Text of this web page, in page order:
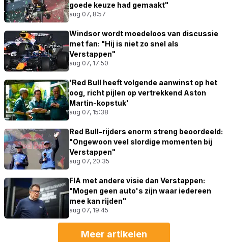
goede keuze had gemaakt"
aug 07, 8:57
Windsor wordt moedeloos van discussie
met fan: "Hij is niet zo snel als
Verstappen"
aug 07, 17:50
'Red Bull heeft volgende aanwinst op het
oog, richt pijlen op vertrekkend Aston
Martin-kopstuk'
aug 07, 15:38
Red Bull-rijders enorm streng beoordeeld:
"Ongewoon veel slordige momenten bij
Verstappen"
aug 07, 20:35
FIA met andere visie dan Verstappen:
"Mogen geen auto's zijn waar iedereen
mee kan rijden"
aug 07, 19:45
Meer artikelen